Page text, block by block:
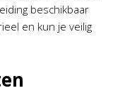
beschikbaar
en kun je veilig